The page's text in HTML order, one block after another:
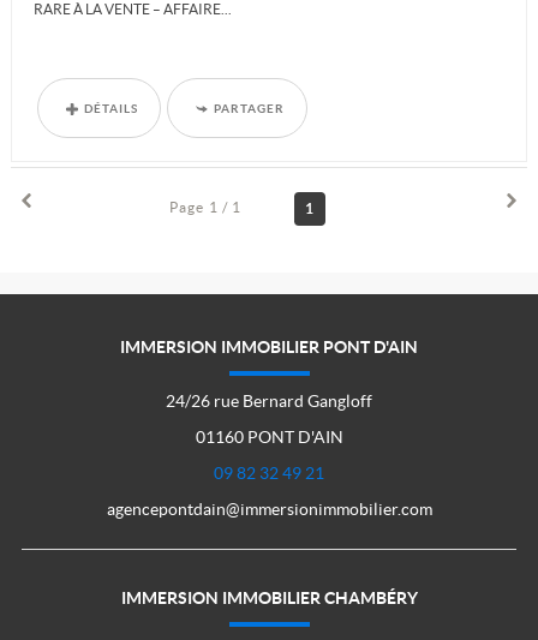
RARE À LA VENTE – AFFAIRE...
DÉTAILS PARTAGER
Page 1 / 1 1
IMMERSION IMMOBILIER PONT D'AIN
24/26 rue Bernard Gangloff
01160 PONT D'AIN
09 82 32 49 21
agencepontdain@immersionimmobilier.com
IMMERSION IMMOBILIER CHAMBÉRY